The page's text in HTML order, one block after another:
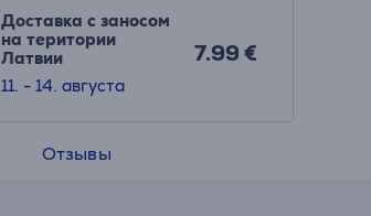
Доставка с заносом
на територии
Латвии
11. - 14. августа
7.99 €
Отзывы